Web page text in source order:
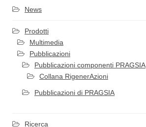
News
Prodotti
Multimedia
Pubblicazioni
Pubblicazioni componenti PRAGSIA
Collana RigenerAzioni
Pubblicazioni di PRAGSIA
Ricerca